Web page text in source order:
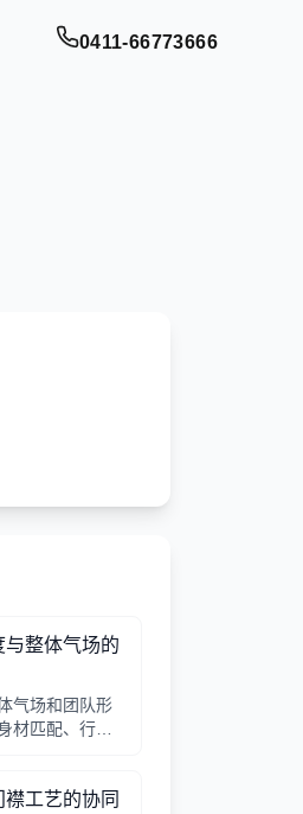
0411-66773666
与整体气场的
气场和团队形
材匹配、行业
工艺的协同